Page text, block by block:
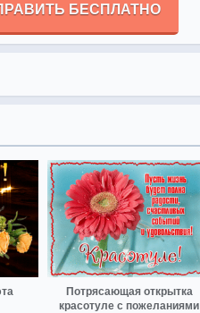
БЕСПЛАТНО
Потрясающая открытка
красотуле с пожеланиями